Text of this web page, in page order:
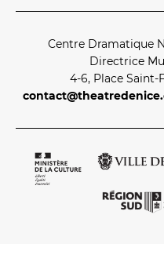
Centre Dramatique
Directrice
4‑6, Place